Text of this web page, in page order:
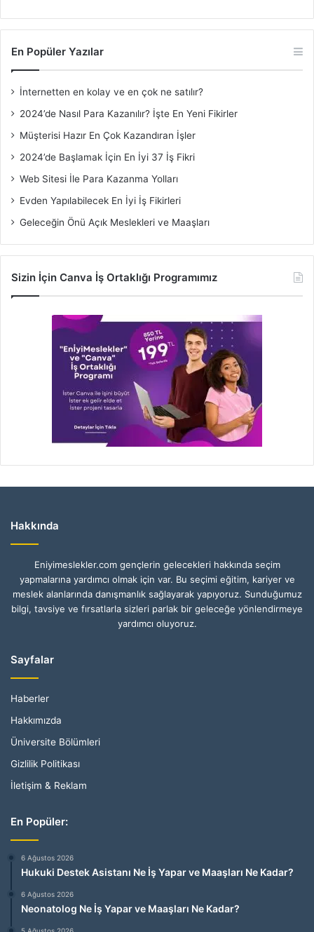
En Popüler Yazılar
İnternetten en kolay ve en çok ne satılır?
2024’de Nasıl Para Kazanılır? İşte En Yeni Fikirler
Müşterisi Hazır En Çok Kazandıran İşler
2024’de Başlamak İçin En İyi 37 İş Fikri
Web Sitesi İle Para Kazanma Yolları
Evden Yapılabilecek En İyi İş Fikirleri
Geleceğin Önü Açık Meslekleri ve Maaşları
Sizin İçin Canva İş Ortaklığı Programımız
Hakkında
Eniyimeslekler.com gençlerin gelecekleri hakkında seçim
yapmalarına yardımcı olmak için var. Bu seçimi eğitim, kariyer ve
meslek alanlarında danışmanlık sağlayarak yapıyoruz. Sunduğumuz
bilgi, tavsiye ve fırsatlarla sizleri parlak bir geleceğe yönlendirmeye
yardımcı oluyoruz.
Sayfalar
Haberler
Hakkımızda
Üniversite Bölümleri
Gizlilik Politikası
İletişim & Reklam
En Popüler:
6 Ağustos 2026
Hukuki Destek Asistanı Ne İş Yapar ve Maaşları Ne Kadar?
6 Ağustos 2026
Neonatolog Ne İş Yapar ve Maaşları Ne Kadar?